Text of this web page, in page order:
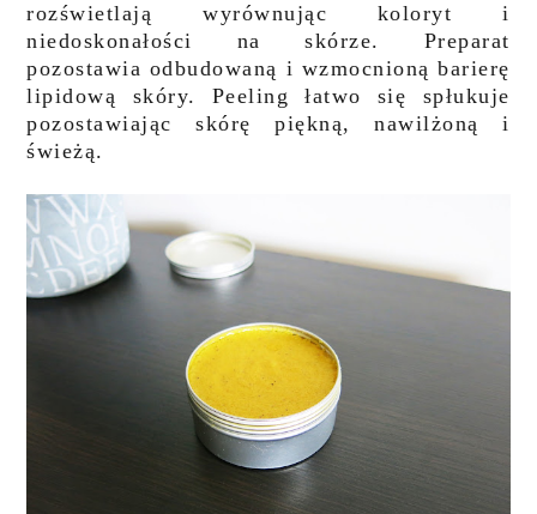
rozświetlają wyrównując koloryt i
niedoskonałości na skórze. Preparat
pozostawia odbudowaną i wzmocnioną barierę
lipidową skóry. Peeling łatwo się spłukuje
pozostawiając skórę piękną, nawilżoną i
świeżą.